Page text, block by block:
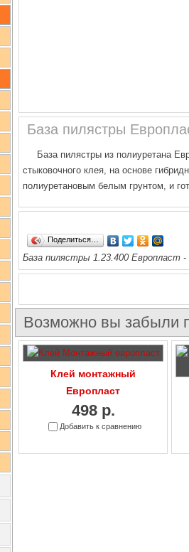
База пилястры
База пилястры из полиуретана
стыковочного клея, на основе
полиуретановым белым грунтом, и
Поделиться…
База пилястры 1.23.400 Европласт -
Возможно вы забыли
Клей монтажный
Европласт
498 р.
Добавить к сравнению